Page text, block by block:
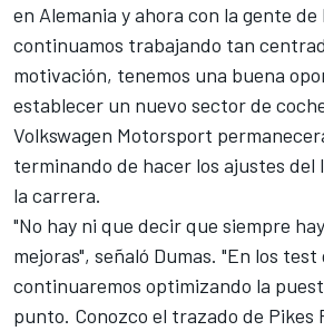
en Alemania y ahora con la gente
continuamos trabajando tan
motivación, tenemos una buena
establecer un nuevo sector de
Volkswagen Motorsport
terminando de hacer los ajustes del
la carrera.
"No hay ni que decir que siempre
mejoras", señaló Dumas. "En los
continuaremos optimizando la
punto. Conozco el trazado de Pikes